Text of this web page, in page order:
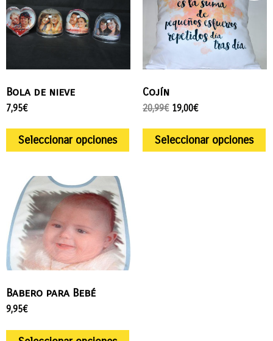
Bola de nieve
7,95€
Seleccionar opciones
Cojín
20,99€ 19,00€
Seleccionar opciones
Babero para Bebé
9,95€